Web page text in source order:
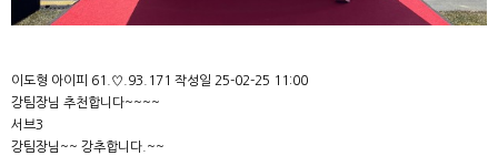
이도형 아이피 61.♡.93.171 작성일 25-02-25 11:00
강팀장님 추천합니다~~~~
서브3
강팀장님~~ 강추합니다.~~